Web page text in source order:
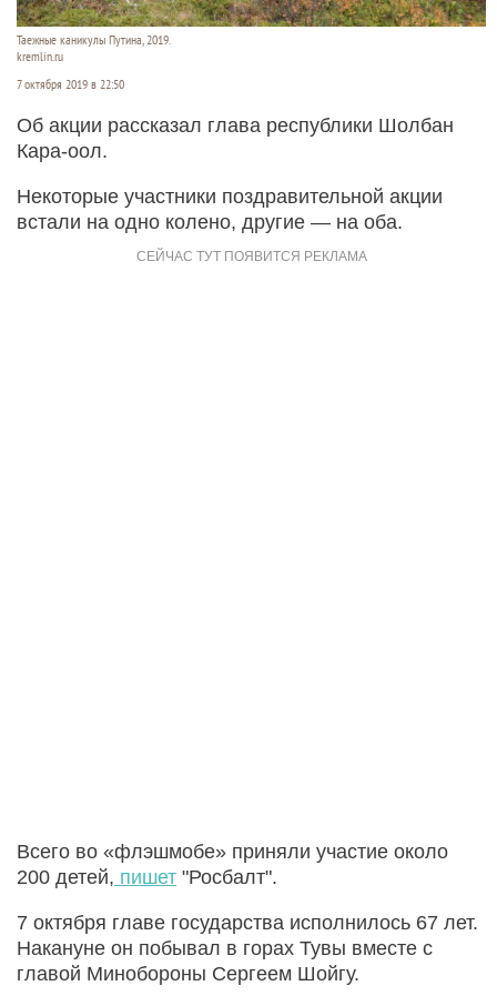
Таежные каникулы Путина, 2019.
kremlin.ru
7 октября 2019 в 22:50
Об акции рассказал глава республики Шолбан
Кара-оол.
Некоторые участники поздравительной акции
встали на одно колено, другие — на оба.
Всего во «флэшмобе» приняли участие около
200 детей, пишет "Росбалт".
7 октября главе государства исполнилось 67 лет.
Накануне он побывал в горах Тувы вместе с
главой Минобороны Сергеем Шойгу.